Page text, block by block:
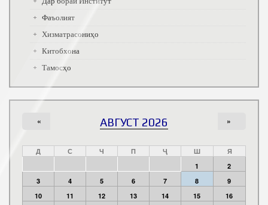
Фаъолият
Хизматрасониҳо
Китобхона
Тамосҳо
АВГУСТ 2026
« »
Д С Ч П Ҷ Ш
Я
1
2
3
4 5 6 7 8
9
10
11 12 13 14 15
16